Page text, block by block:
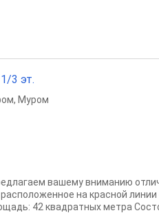
3 эт.
, Муром
вашему вниманию
на красной
42 квадратных метра